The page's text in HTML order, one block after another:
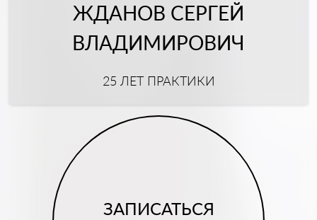
ЖДАНОВ СЕРГЕЙ
ВЛАДИМИРОВИЧ
25 ЛЕТ ПРАКТИКИ
ЗАПИСАТЬСЯ